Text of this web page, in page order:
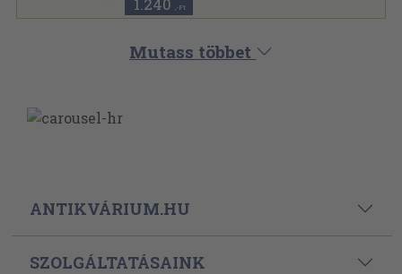
,-Ft
Mutass többet
ANTIKVÁRIUM.HU
SZOLGÁLTATÁSAINK